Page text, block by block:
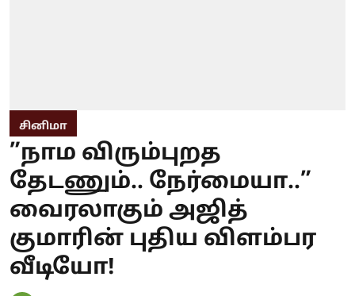
சினிமா
”நாம விரும்புறத
தேடணும்.. நேர்மையா..”
வைரலாகும் அஜித்
குமாரின் புதிய விளம்பர
வீடியோ!